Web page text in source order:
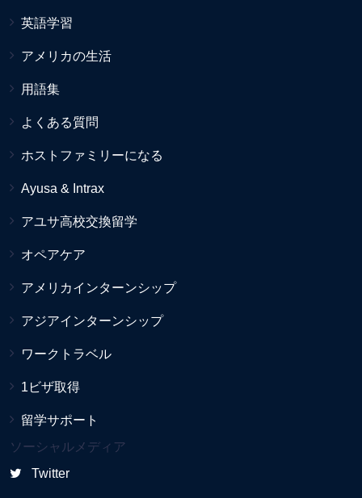
英語学習
アメリカの生活
用語集
よくある質問
ホストファミリーになる
Ayusa & Intrax
アユサ高校交換留学
オペアケア
アメリカインターンシップ
アジアインターンシップ
ワークトラベル
1ビザ取得
留学サポート
ソーシャルメディア
Twitter